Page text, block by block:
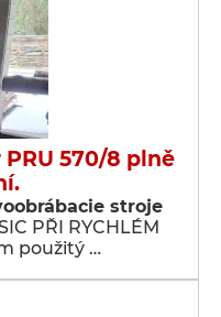
570/8 plně
stroje
PŘI RYCHLÉM
použitý …